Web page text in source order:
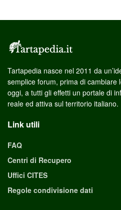
Tartapedia nasce nel 2011 da
semplice forum, prima di cambiare
oggi, a tutti gli effetti un portale di
reale ed attiva sul territorio italiano.
Link utili
FAQ
Centri di Recupero
Uffici CITES
Regole condivisione dati